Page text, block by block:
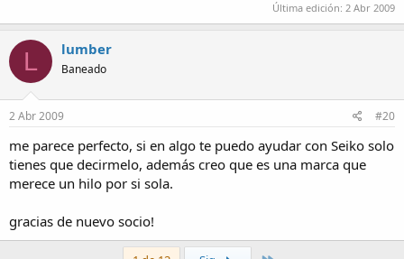
Última edición: 2 Abr 2009
L lumber
Baneado
2 Abr 2009 #20
me parece perfecto, si en algo te puedo ayudar con Seiko solo
tienes que decirmelo, además creo que es una marca que
merece un hilo por si sola.
gracias de nuevo socio!